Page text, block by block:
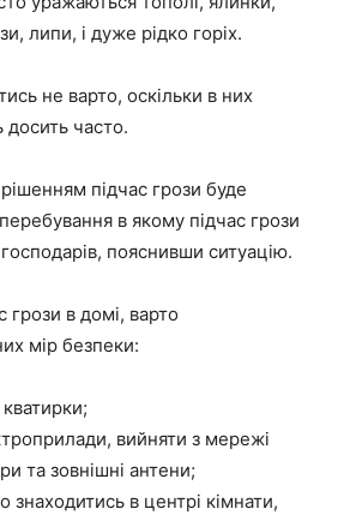
липи, і дуже рідко горіх.
не варто, оскільки в них
часто.
підчас грози буде
в якому підчас грози
пояснивши ситуацію.
в домі, варто
мір безпеки:
кватирки;
вийняти з мережі
та зовнішні антени;
знаходитись в центрі кімнати,